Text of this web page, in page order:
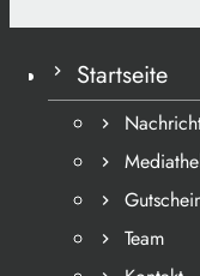
Startseite
Team